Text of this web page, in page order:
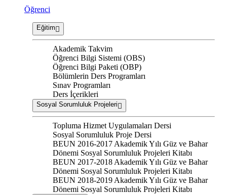
Öğrenci
Eğitim
Akademik Takvim
Öğrenci Bilgi Sistemi (OBS)
Öğrenci Bilgi Paketi (OBP)
Bölümlerin Ders Programları
Sınav Programları
Ders İçerikleri
Sosyal Sorumluluk Projeleri
Topluma Hizmet Uygulamaları Dersi
Sosyal Sorumluluk Proje Dersi
BEUN 2016-2017 Akademik Yılı Güz ve Bahar
Dönemi Sosyal Sorumluluk Projeleri Kitabı
BEUN 2017-2018 Akademik Yılı Güz ve Bahar
Dönemi Sosyal Sorumluluk Projeleri Kitabı
BEUN 2018-2019 Akademik Yılı Güz ve Bahar
Dönemi Sosyal Sorumluluk Projeleri Kitabı